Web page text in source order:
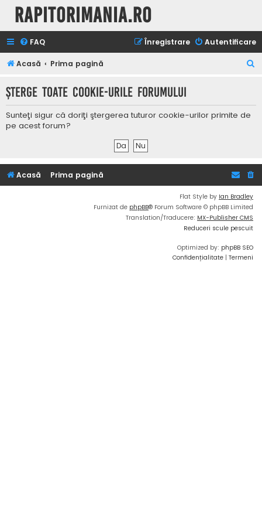
Rapitorimania.ro
FAQ Autentificare
Înregistrare
Acasă Prima pagină
t
Şterge toate cookie-urile forumului
Sunteţi sigur că doriţi ştergerea tuturor cookie-urilor primite de
pe acest forum?
Acasă Prima pagină
Flat Style by Ian Bradley
Furnizat de phpBB® Forum Software © phpBB Limited
Translation/Traducere: MX-Publisher CMS
Reduceri scule pescuit
Optimized by: phpBB SEO
Confidențialitate | Termeni